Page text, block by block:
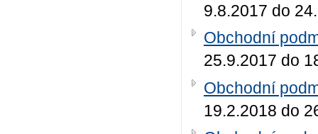
9.8.2017 do
Obchodní
25.9.2017 do
Obchodní
19.2.2018 do